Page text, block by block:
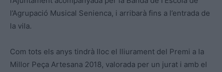
l’Agrupació Musical Senienca, i arribarà fins a l’entrada de
la vila.
Com tots els anys tindrà lloc el lliurament del Premi a la
Millor Peça Artesana 2018, valorada per un jurat i amb el